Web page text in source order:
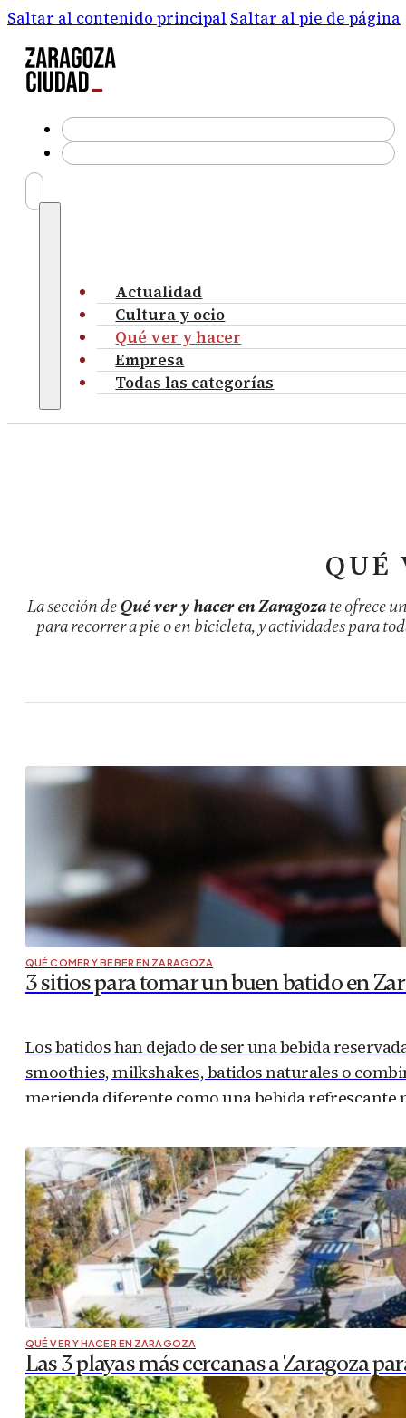
Saltar al contenido principal Saltar al pie de página
Actualidad
Cultura y ocio
Qué ver y hacer
Empresa
Todas las categorías
QUÉ
La sección deQué ver y hacer en Zaragozate ofrece
para recorrer a pie o en bicicleta, y actividades para
QUÉ COMER Y BEBER EN ZARAGOZA
3 sitios para tomar un buen batido en
Los batidos han dejado de ser una bebida
smoothies, milkshakes, batidos naturales o
merienda diferente como una bebida refrescante
QUÉ VER Y HACER EN ZARAGOZA
Las 3 playas más cercanas a Zaragoza